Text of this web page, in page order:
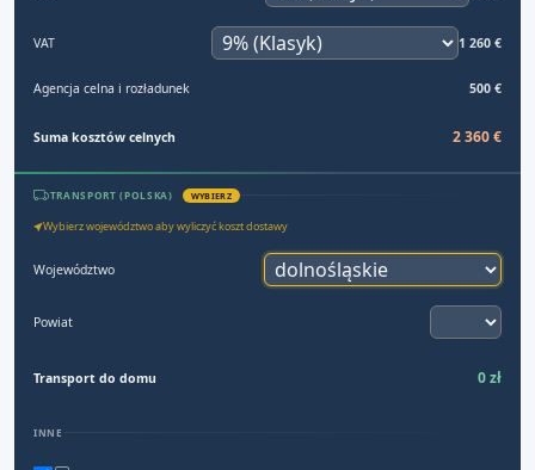
VAT 1 260 €
Agencja celna i rozładunek 500 €
Suma kosztów celnych 2 360 €
TRANSPORT (POLSKA) WYBIERZ
Wybierz województwo aby wyliczyć koszt dostawy
Województwo
Powiat
Transport do domu 0 zł
INNE